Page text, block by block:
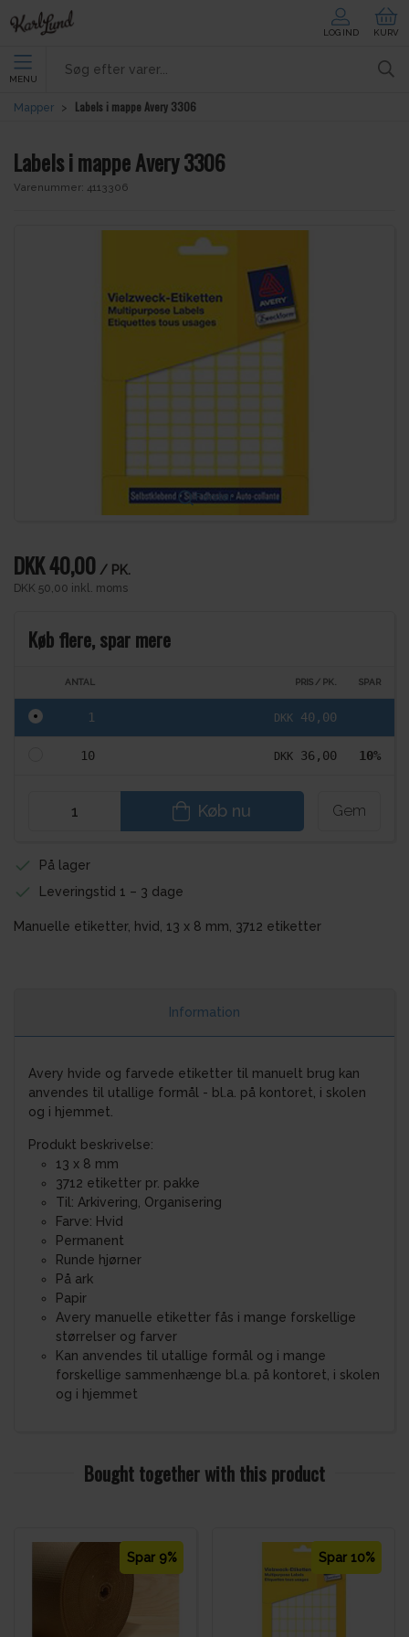
LOG IND KURV
MENU
Mapper Labels i mappe Avery 3306
Labels i mappe Avery 3306
Varenummer: 4113306
Forstør
DKK 40,00 / PK.
DKK 50,00 inkl. moms
Køb flere, spar mere
ANTAL PRIS / PK. SPAR
Køb nu Gem
1 DKK 40,00
10 DKK 36,00 10%
På lager
Leveringstid 1 – 3 dage
Manuelle etiketter, hvid, 13 x 8 mm, 3712 etiketter
Information
Avery hvide og farvede etiketter til manuelt brug kan
anvendes til utallige formål - bl.a. på kontoret, i skolen
og i hjemmet.
Produkt beskrivelse:
13 x 8 mm
3712 etiketter pr. pakke
Til: Arkivering, Organisering
Farve: Hvid
Permanent
Runde hjørner
På ark
Papir
Avery manuelle etiketter fås i mange forskellige
størrelser og farver
Kan anvendes til utallige formål og i mange
forskellige sammenhænge bl.a. på kontoret, i skolen
og i hjemmet
Bought together with this product
Spar 9% Spar 10%